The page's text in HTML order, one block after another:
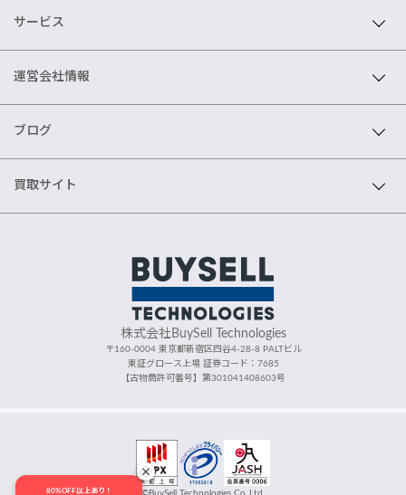
サービス
運営会社情報
ブログ
買取サイト
株式会社BuySell Technologies
〒160-0004 東京都新宿区四谷4-28-8 PALTビル
東証グロース上場 証券コード：7685
【古物商許可番号】第301041408603号
80%OFF以上あり！